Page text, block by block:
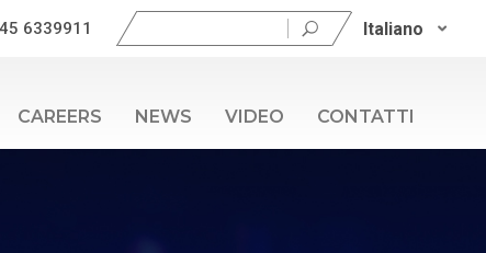
6339911
Ricerca
per:
Italiano
CAREERS NEWS VIDEO CONTATTI